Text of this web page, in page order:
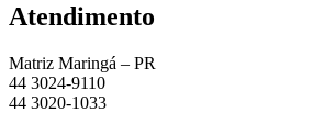
Atendimento
Matriz Maringá – PR
44 3024-9110
44 3020-1033